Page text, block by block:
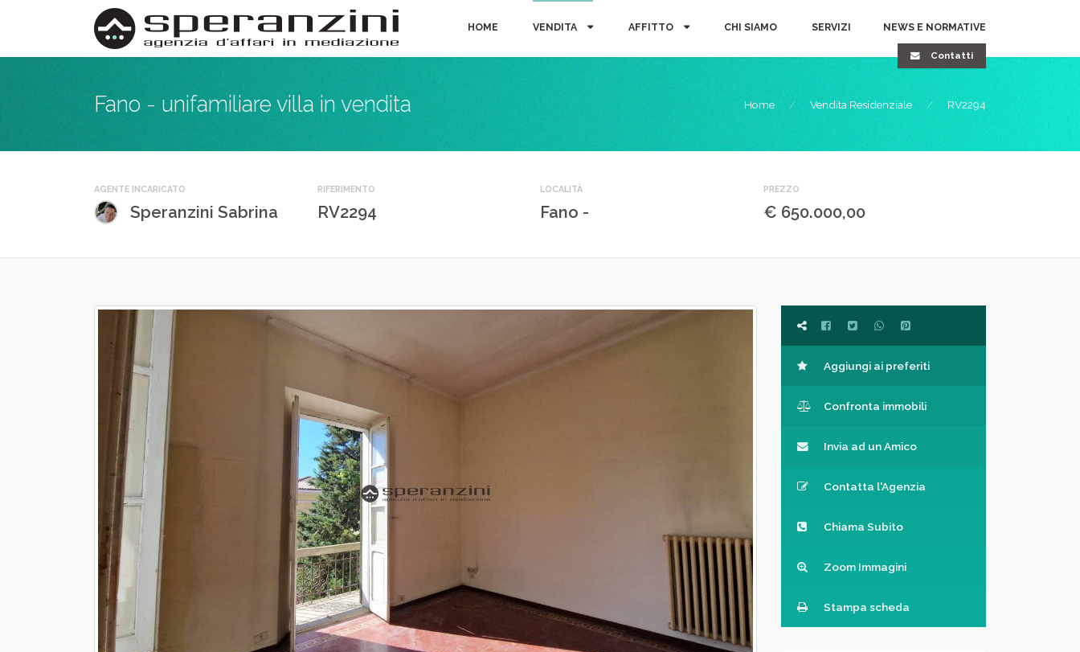
Contatti
HOME VENDITA AFFITTO CHI SIAMO SERVIZI NEWS E NORMATIVE
Fano - unifamiliare villa in vendita Home Vendita Residenziale RV2294
AGENTE INCARICATO
Speranzini Sabrina
RIFERIMENTO
RV2294
LOCALITÀ
Fano -
PREZZO
€ 650.000,00
Aggiungi ai preferiti
Confronta immobili
Invia ad un Amico
Contatta l'Agenzia
Chiama Subito
Zoom Immagini
Stampa scheda